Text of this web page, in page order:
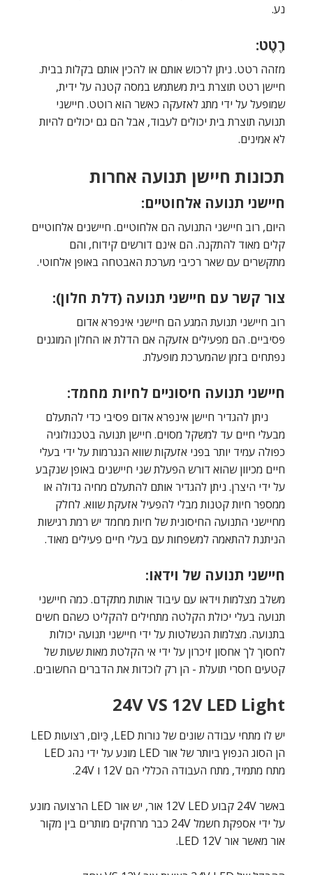
נע.
רֶטֶט:
מזהה רטט. ניתן לרכוש אותם או להכין אותם בקלות בבית.
חיישן רטט תוצרת בית משתמש במסה קטנה על ידית,
שמופעל על ידי מתג לאזעקה כאשר הוא רוטט. חיישני
תנועה תוצרת בית יכולים לעבוד, אבל הם גם יכולים להיות
לא אמינים.
תכונות חיישן תנועה אחרות
חיישני תנועה אלחוטיים:
היום, רוב חיישני התנועה הם אלחוטיים. חיישנים אלחוטיים
קלים מאוד להתקנה. הם אינם דורשים קידוח, והם
מתקשרים עם שאר רכיבי מערכת האבטחה באופן אלחוטי.
צור קשר עם חיישני תנועה (דלת חלון):
רוב חיישני תנועת המגע הם חיישני אינפרא אדום
פסיביים. הם מפעילים אזעקה אם הדלת או החלון המוגנים
נפתחים בזמן שהמערכת מופעלת.
חיישני תנועה חיסוניים לחיות מחמד:
ניתן להגדיר חיישן אינפרא אדום פסיבי כדי להתעלם
מבעלי חיים עד למשקל מסוים. חיישן תנועה בטכנולוגיה
כפולה עמיד יותר בפני אזעקות שווא הנגרמות על ידי בעלי
חיים מכיוון שהוא דורש הפעלת שני חיישנים באופן שנקבע
על ידי היצרן. ניתן להגדיר אותם להתעלם מחיה גדולה או
ממספר חיות קטנות מבלי להפעיל אזעקת שווא. לחלק
מחיישני התנועה החיסונית של חיות מחמד יש רמת רגישות
הניתנת להתאמה למשפחות עם בעלי חיים פעילים מאוד.
חיישני תנועה של וידאו:
משלב מצלמות וידאו עם עיבוד אותות מתקדם. כמה חיישני
תנועה בעלי יכולת הקלטה מתחילים להקליט כשהם חשים
בתנועה. מצלמות הנשלטות על ידי חיישני תנועה יכולות
לחסוך לך אחסון זיכרון על ידי אי הקלטת מאות שעות של
קטעים חסרי תועלת - הן רק לוכדות את הדברים החשובים.
24V VS 12V LED Light
יש לו מתחי עבודה שונים של נורות LED, כַּיוֹם, רצועות LED
הן הסוג הנפוץ ביותר של אור LED מונע על ידי נהג LED
מתח מתמיד, מתח העבודה הכללי הם 12V ו 24V.
באשר 24V קבוע 12V LED אור, יש אור LED הרצועה מונע
על ידי אספקת חשמל 24V כבר מרחקים מותרים בין מקור
אור מאשר אור LED 12V.